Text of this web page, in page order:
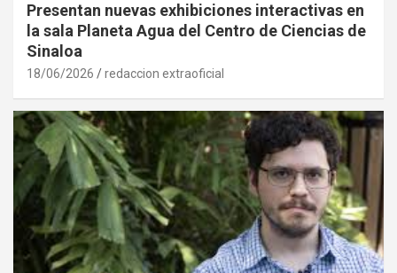
Presentan nuevas exhibiciones interactivas en
la sala Planeta Agua del Centro de Ciencias de
Sinaloa
18/06/2026 redaccion extraoficial